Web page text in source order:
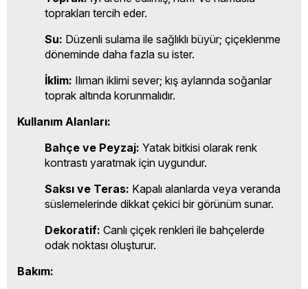
toprakları tercih eder.
Su: Düzenli sulama ile sağlıklı büyür; çiçeklenme
döneminde daha fazla su ister.
İklim: Ilıman iklimi sever; kış aylarında soğanlar
toprak altında korunmalıdır.
Kullanım Alanları:
Bahçe ve Peyzaj: Yatak bitkisi olarak renk
kontrastı yaratmak için uygundur.
Saksı ve Teras: Kapalı alanlarda veya veranda
süslemelerinde dikkat çekici bir görünüm sunar.
Dekoratif: Canlı çiçek renkleri ile bahçelerde
odak noktası oluşturur.
Bakım: